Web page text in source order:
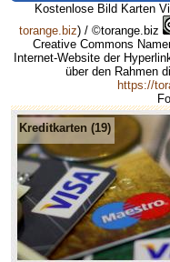
Kostenlose Bild Karten
torange.biz) / ©torange.biz
Creative Commons
Internet-Website der
über den Rahmen
https://
Kreditkarten (19)